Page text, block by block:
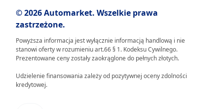
© 2026 Automarket. Wszelkie prawa
zastrzeżone.
Powyższa informacja jest wyłącznie informacją handlową i nie
stanowi oferty w rozumieniu art.66 § 1. Kodeksu Cywilnego.
Prezentowane ceny zostały zaokrąglone do pełnych złotych.
Udzielenie finansowania zależy od pozytywnej oceny zdolności
kredytowej.